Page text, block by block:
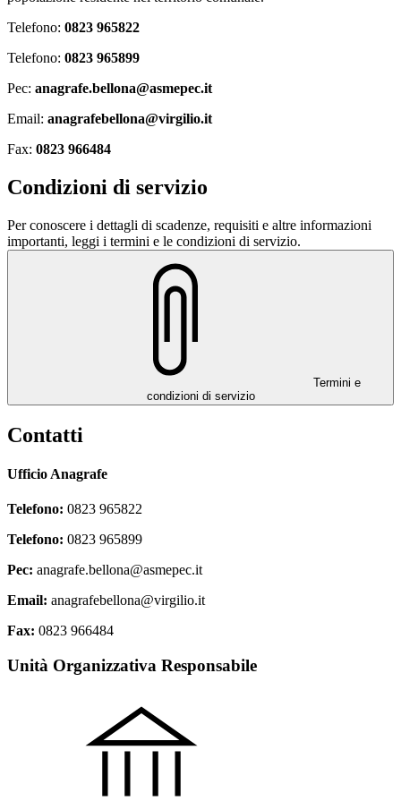
Telefono: 0823 965822
Telefono: 0823 965899
Pec: anagrafe.bellona@asmepec.it
Email: anagrafebellona@virgilio.it
Fax: 0823 966484
Condizioni di servizio
Per conoscere i dettagli di scadenze, requisiti e altre informazioni
importanti, leggi i termini e le condizioni di servizio.
Termini e
condizioni di servizio
Contatti
Ufficio Anagrafe
Telefono: 0823 965822
Telefono: 0823 965899
Pec: anagrafe.bellona@asmepec.it
Email: anagrafebellona@virgilio.it
Fax: 0823 966484
Unità Organizzativa Responsabile